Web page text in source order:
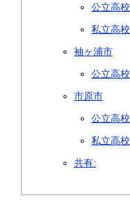
公立高校
私立高校
袖ヶ浦市
公立高校
市原市
公立高校
私立高校
共有: